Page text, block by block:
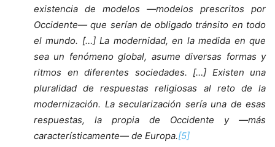
existencia de modelos —modelos prescritos por
Occidente— que serían de obligado tránsito en todo
el mundo. […] La modernidad, en la medida en que
sea un fenómeno global, asume diversas formas y
ritmos en diferentes sociedades. […] Existen una
pluralidad de respuestas religiosas al reto de la
modernización. La secularización sería una de esas
respuestas, la propia de Occidente y —más
característicamente— de Europa.[5]